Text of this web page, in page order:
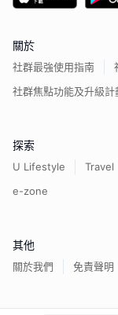
關於
社群最強使用指南
社群焦點功能及升級計
探索
U Lifestyle Travel
e-zone
其他
關於我們 免責聲明